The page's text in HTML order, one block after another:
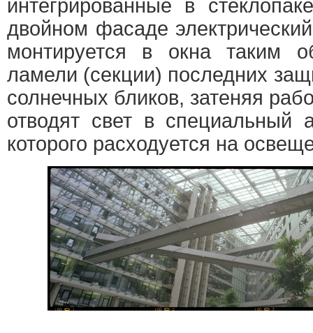
интегрированные в
двойном фасаде
монтируется в окна таким
ламели (секции) последних
солнечных бликов, затеняя
отводят свет в специальный
которого расходуется на